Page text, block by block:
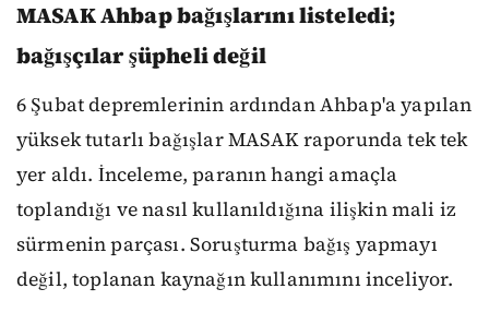
MASAK Ahbap bağışlarını listeledi;
bağışçılar şüpheli değil
6 Şubat depremlerinin ardından Ahbap'a yapılan
yüksek tutarlı bağışlar MASAK raporunda tek tek
yer aldı. İnceleme, paranın hangi amaçla
toplandığı ve nasıl kullanıldığına ilişkin mali iz
sürmenin parçası. Soruşturma bağış yapmayı
değil, toplanan kaynağın kullanımını inceliyor.